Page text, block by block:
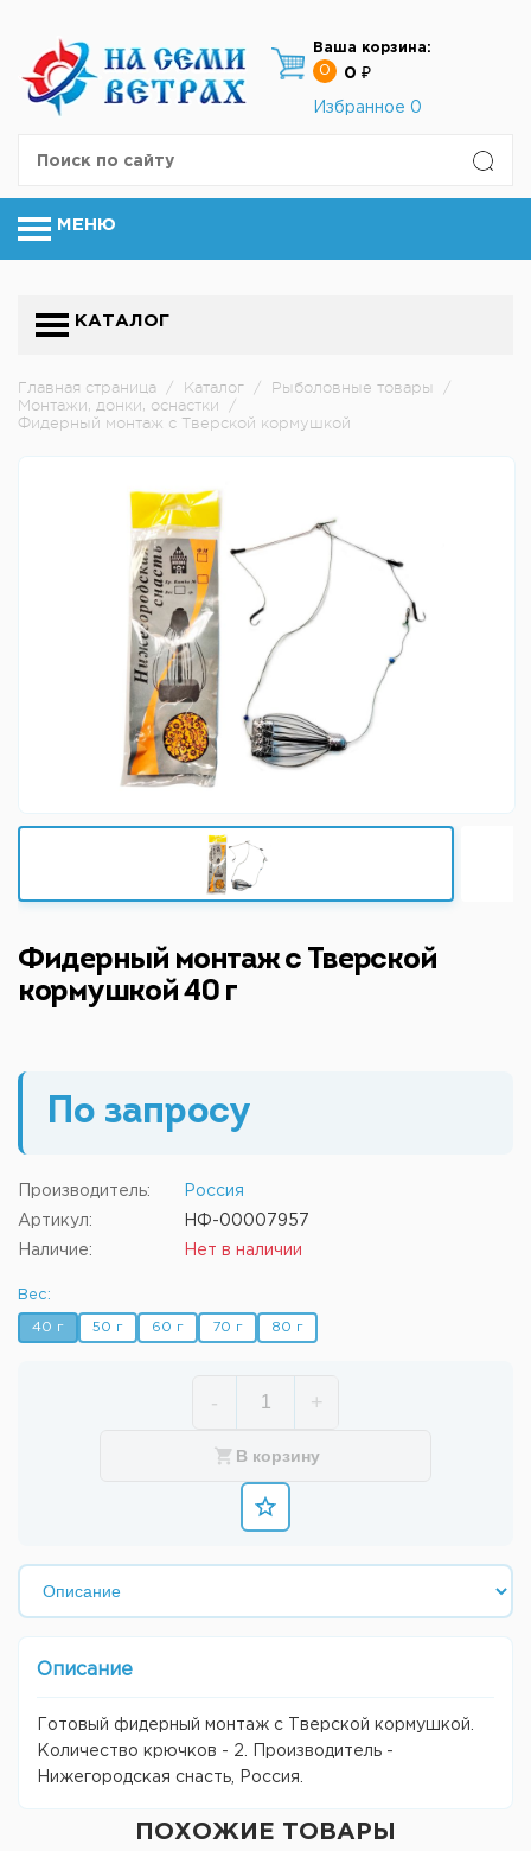
Ваша корзина:
0
0 ₽
Избранное 0
МЕНЮ
КАТАЛОГ
Главная страница / Каталог / Рыболовные товары
/
Монтажи, донки, оснастки
/
Фидерный монтаж с Тверской кормушкой
Фидерный монтаж с Тверской
кормушкой 40 г
По запросу
Производитель: Россия
Артикул: НФ-00007957
Наличие: Нет в наличии
Вес:
40 г 50 г 60 г 70 г 80 г
- +
В корзину
Описание
Готовый фидерный монтаж с Тверской кормушкой.
Количество крючков - 2. Производитель -
Нижегородская снасть, Россия.
ПОХОЖИЕ ТОВАРЫ